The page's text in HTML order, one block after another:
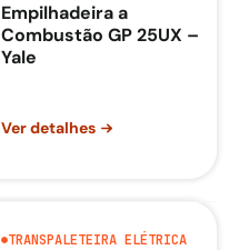
Empilhadeira a
Combustão GP 25UX –
Yale
Ver detalhes
TRANSPALETEIRA ELÉTRICA